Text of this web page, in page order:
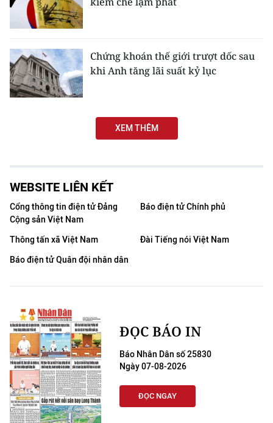
Chứng khoán thế giới trượt dốc sau
khi Anh tăng lãi suất kỷ lục
XEM THÊM
WEBSITE LIÊN KẾT
Cổng thông tin điện tử Đảng
Cộng sản Việt Nam
Báo điện tử Chính phủ
Thông tấn xã Việt Nam
Đài Tiếng nói Việt Nam
Báo điện tử Quân đội nhân dân
ĐỌC BÁO IN
Báo Nhân Dân số 25830
Ngày 07-08-2026
ĐỌC NGAY